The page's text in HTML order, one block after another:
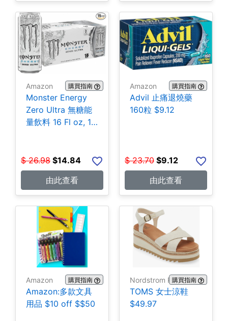
Amazon 購買指南
Monster Energy
Zero Ultra 無糖能
量飲料 16 Fl oz, 15
$ 26.98 $14.84
由此查看
Amazon 購買指南
Advil 止痛退燒藥
160粒 $9.12
$ 23.70 $9.12
由此查看
Amazon 購買指南
Amazon:多款文具
用品 $10 off $$50
Nordstrom Rack購買指南
TOMS 女士涼鞋
$49.97